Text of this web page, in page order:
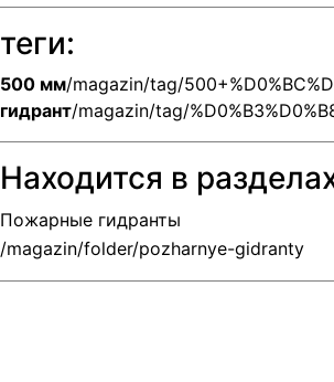
теги:
500 мм/magazin/tag/
гидрант/magazin/tag/
Находится в
Пожарные гидранты